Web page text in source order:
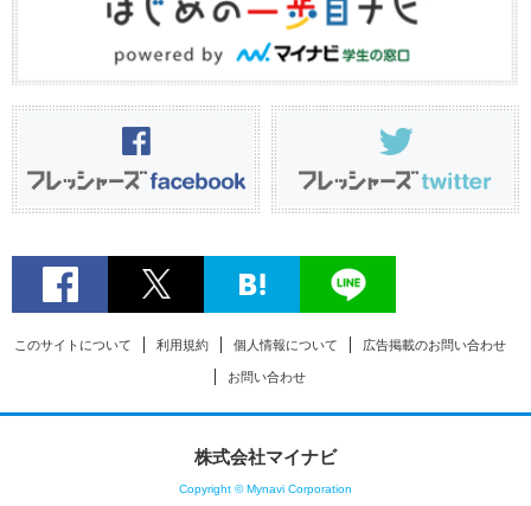
このサイトについて 利用規約 個人情報について 広告掲載のお問い合わせ
お問い合わせ
株式会社マイナビ
Copyright © Mynavi Corporation